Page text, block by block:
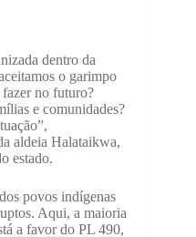
dentro da
o garimpo
no futuro?
e comunidades?
aldeia Halataikwa,
estado.
povos indígenas
Aqui, a maioria
a favor do PL 490,